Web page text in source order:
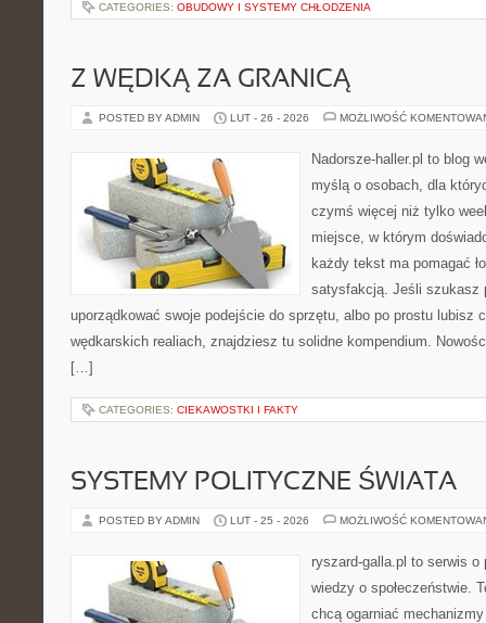
CATEGORIES: OBUDOWY I SYSTEMY CHŁODZENIA
Z WĘDKĄ ZA GRANICĄ
POSTED BY ADMIN LUT - 26 - 2026 MOŻLIWOŚĆ
Nadorsze-haller.pl to blog
myślą o osobach, dla
czymś więcej niż tylko
miejsce, w którym
każdy tekst ma pomagać
satysfakcją. Jeśli szukasz
uporządkować swoje podejście do sprzętu, albo po prostu lubisz
wędkarskich realiach, znajdziesz tu solidne kompendium.
[…]
CATEGORIES: CIEKAWOSTKI I FAKTY
SYSTEMY POLITYCZNE ŚWIATA
POSTED BY ADMIN LUT - 25 - 2026 MOŻLIWOŚĆ
ryszard-galla.pl to serwis
wiedzy o społeczeństwie.
chcą ogarniać